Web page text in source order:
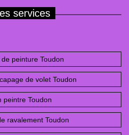
services
peinture Toudon
de volet Toudon
peintre Toudon
ravalement Toudon